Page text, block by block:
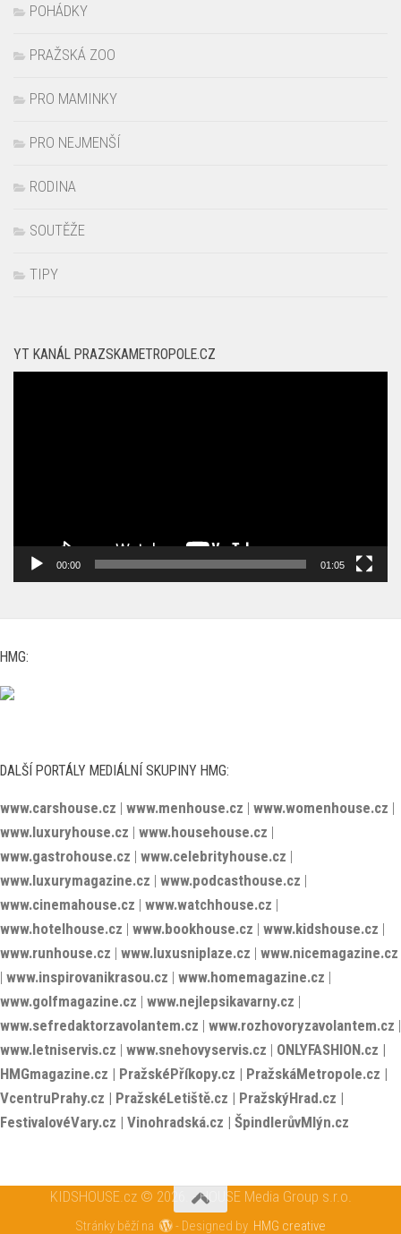
POHÁDKY
PRAŽSKÁ ZOO
PRO MAMINKY
PRO NEJMENŠÍ
RODINA
SOUTĚŽE
TIPY
YT KANÁL PRAZSKAMETROPOLE.CZ
00:00 01:05
HMG:
DALŠÍ PORTÁLY MEDIÁLNÍ SKUPINY HMG:
www.carshouse.cz | www.menhouse.cz | www.womenhouse.cz |
www.luxuryhouse.cz | www.househouse.cz |
www.gastrohouse.cz | www.celebrityhouse.cz |
www.luxurymagazine.cz | www.podcasthouse.cz |
www.cinemahouse.cz | www.watchhouse.cz |
www.hotelhouse.cz | www.bookhouse.cz | www.kidshouse.cz |
www.runhouse.cz | www.luxusniplaze.cz | www.nicemagazine.cz
| www.inspirovanikrasou.cz | www.homemagazine.cz |
www.golfmagazine.cz | www.nejlepsikavarny.cz |
www.sefredaktorzavolantem.cz | www.rozhovoryzavolantem.cz |
www.letniservis.cz | www.snehovyservis.cz | ONLYFASHION.cz |
HMGmagazine.cz | PražskéPříkopy.cz | PražskáMetropole.cz |
VcentruPrahy.cz | PražskéLetiště.cz | PražskýHrad.cz |
FestivalovéVary.cz | Vinohradská.cz | ŠpindlerůvMlýn.cz
KIDSHOUSE.cz © 2026. - HOUSE Media Group s.r.o.
Stránky běží na - Designed by HMG creative